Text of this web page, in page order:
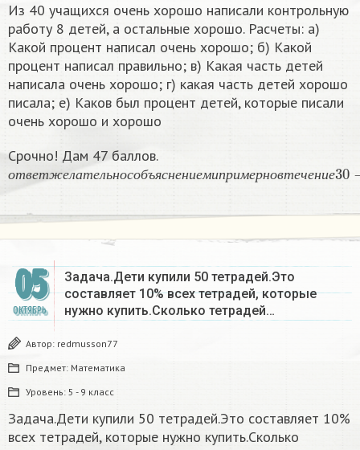
Из 40 учащихся очень хорошо написали контрольную
работу 8 детей, а остальные хорошо. Расчеты: а)
Какой процент написал очень хорошо; б) Какой
процент написал правильно; в) Какая часть детей
написала очень хорошо; г) какая часть детей хорошо
писала; e) Каков был процент детей, которые писали
очень хорошо и хорошо
Срочно! Дам 47 баллов.
о т в е тж ел а т ел ьн о с о б ъяс н е н и ем и п р име р н о в т е ч е н и е
ответже лате льн особъяс е30
05
ОКТЯБРЬ
Задача.Дети купили 50 тетрадей.Это
составляет 10% всех тетрадей, которые
нужно купить.Сколько тетрадей…
Автор: redmusson77
Предмет: Математика
Уровень: 5 - 9 класс
Задача.Дети купили 50 тетрадей.Это составляет 10%
всех тетрадей, которые нужно купить.Сколько